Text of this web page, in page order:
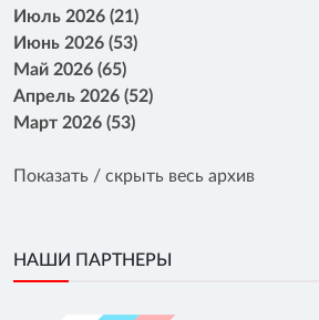
Июль 2026 (21)
Июнь 2026 (53)
Май 2026 (65)
Апрель 2026 (52)
Март 2026 (53)
Показать / скрыть весь архив
НАШИ ПАРТНЕРЫ